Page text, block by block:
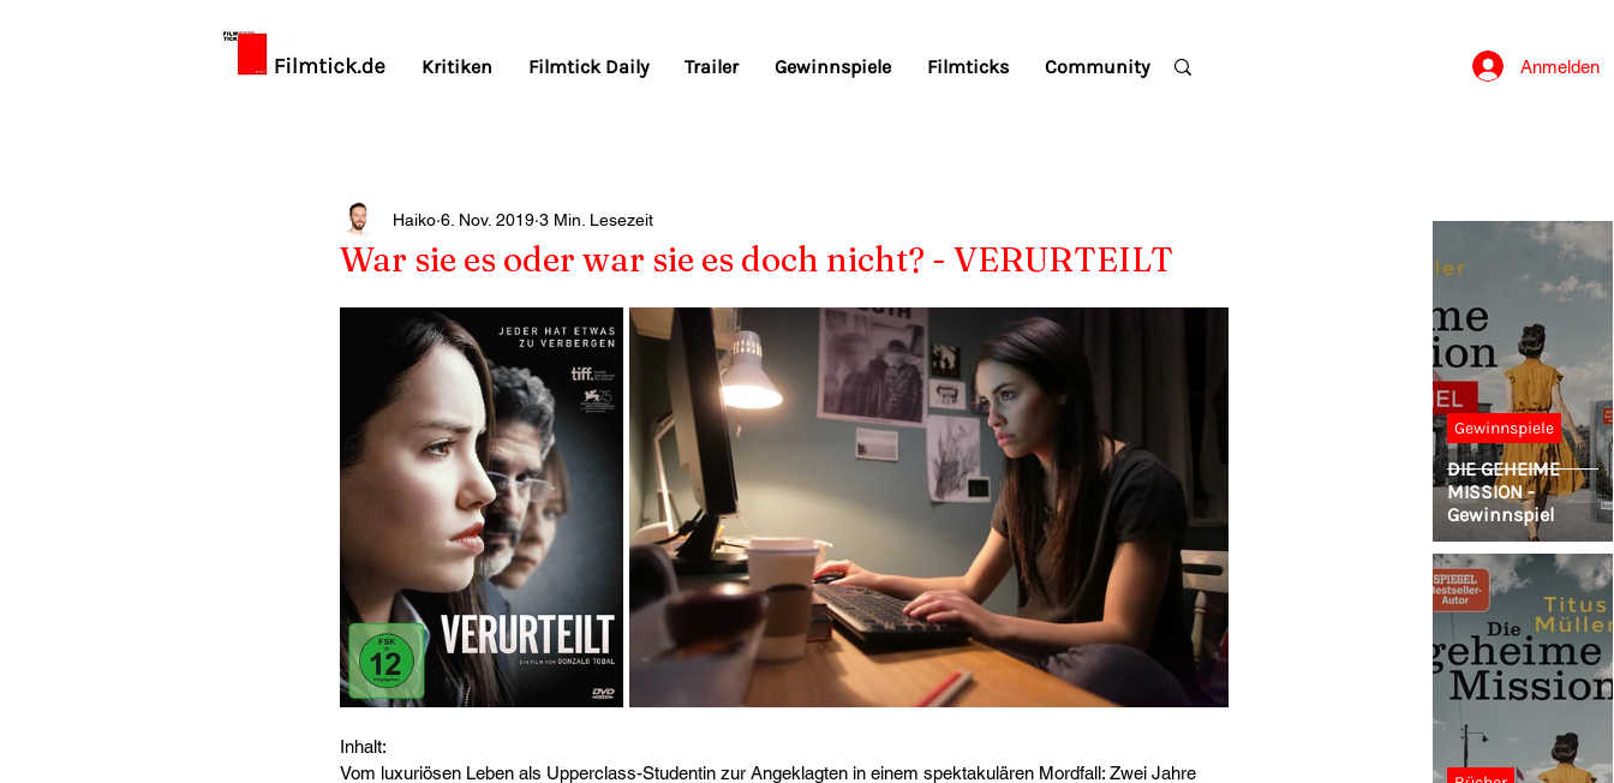
Kritiken Filmtick Daily Trailer Gewinnspiele Filmticks Community Anmelden
War sie es oder war sie es doch nicht? - VERURTEILT
Haiko 6. Nov. 2019 3 Min. Lesezeit
Inhalt:
Vom luxuriösen Leben als Upperclass-Studentin zur Angeklagten in einem spektakulären Mordfall: Zwei Jahre
DIE GEHEIME
MISSION -
Gewinnspiel
Gewinnspiele